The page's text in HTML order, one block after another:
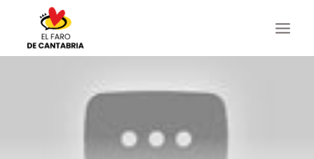
contenido